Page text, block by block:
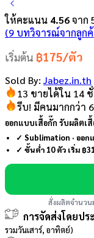
ให้คะแนน 4.56จาก
(9 บทวิจารณ์จากลูก
เริ่มต้น ฿175/ตัว
Sold By: Jabez.in.th
13 ขายได้ใน 14
รีบ! มีคนมากกว่า
ออกแบบเสื้อกั๊ก รับผลิตเสื้
✓ Sublimation · ออ
✓ ขั้นต่ำ 10 ตัว เริ่ม ฿
สั่งผลิตจำนวน
การจัดส่งโดยป
รวมวันเสาร์, อาทิตย์)